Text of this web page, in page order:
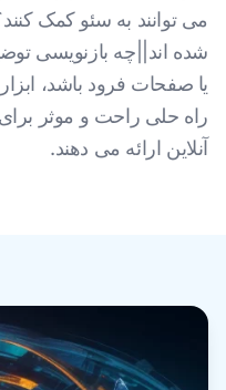
می توانند به سئو کمک
شده اند||چه بازنویسی
یا صفحات فرود باشد،
راه حلی راحت و موثر
آنلاین ارائه می دهند.